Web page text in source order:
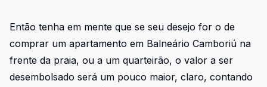
Então tenha em mente que se seu desejo for o de
comprar um apartamento em Balneário Camboriú na
frente da praia, ou a um quarteirão, o valor a ser
desembolsado será um pouco maior, claro, contando